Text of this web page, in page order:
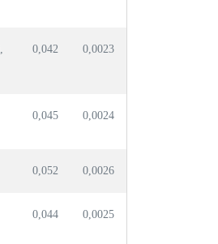
0,042 0,0023
0,045 0,0024
0,052 0,0026
0,044 0,0025